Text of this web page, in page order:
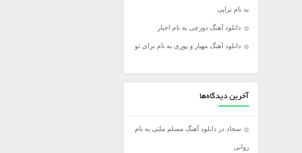
مجید اخشابی
مجید خراطها
محسن چاووشی
محسن یگانه
به نام تراپی
دانلود آهنگ دورچی به نام اجبار
دانلود آهنگ مهیار و پوری به نام برای تو
آخرین دیدگاه‌ها
سجاد در دانلود آهنگ مسلم ملتی به نام
روانی